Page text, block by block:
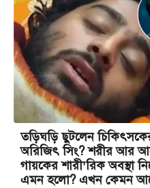
তড়িঘড়ি ছুটলেন
অরিজিৎ সিং? শরীর আর
গায়কের শারী’রিক অবস্থা
এমন হলো? এখন কেমন